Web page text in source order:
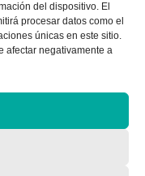
del dispositivo. El
procesar datos como el
únicas en este sitio.
afectar negativamente a